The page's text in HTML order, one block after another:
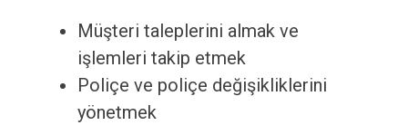
Müşteri taleplerini almak ve
işlemleri takip etmek
Poliçe ve poliçe değişikliklerini
yönetmek